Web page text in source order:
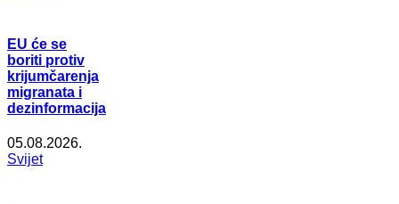
EU će se
boriti protiv
krijumčarenja
migranata i
dezinformacija
05.08.2026.
Svijet